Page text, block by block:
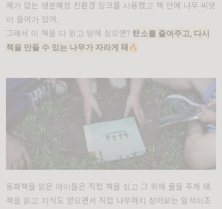
제가 없는 생분해성 친환경 잉크를 사용했고 책 안에 나무 씨앗
이 들어가 있어.
그래서 이 책을 다 읽고 땅에 심으면? 탄소를 줄여주고, 다시
책을 만들 수 있는 나무가 자라게 돼🔥
동화책을 읽은 아이들은 직접 책을 심고 그 위에 물을 주게 돼.
책을 읽고 지식도 얻으면서 직접 나무까지 심어보는 일석이조